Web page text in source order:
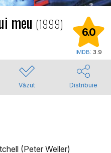
meu (1999)
6.0
IMDB: 3.9
Văzut Distribuie
(Peter Weller)